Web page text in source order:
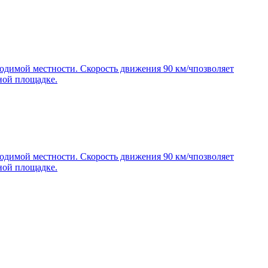
местности. Скорость движения 90 км/чпозволяет
площадке.
местности. Скорость движения 90 км/чпозволяет
площадке.